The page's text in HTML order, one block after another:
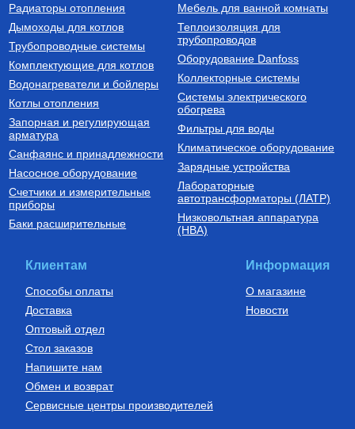
армированный IDRO COLOR
1" (D=25 мм, бухта 25 м, 8 атм)
2 760Руб.
Купить
Радиаторы отопления
Дымоходы для котлов
Трубопроводные системы
Комплектующие для котлов
Водонагреватели и бойлеры
Котлы отопления
Запорная и регулирующая
арматура
Санфаянс и принадлежности
Насосное оборудование
Счетчики и измерительные
приборы
Баки расширительные
Мебель для ванной комнаты
Теплоизоляция для
трубопроводов
Оборудование Danfoss
Коллекторные системы
Системы электрического
обогрева
Фильтры для воды
Климатическое оборудование
Зарядные устройства
Лабораторные
автотрансформаторы (ЛАТР)
Низковольтная аппаратура
(НВА)
Клиентам
Способы оплаты
Доставка
Оптовый отдел
Стол заказов
Напишите нам
Обмен и возврат
Сервисные центры производителей
Информация
О магазине
Новости